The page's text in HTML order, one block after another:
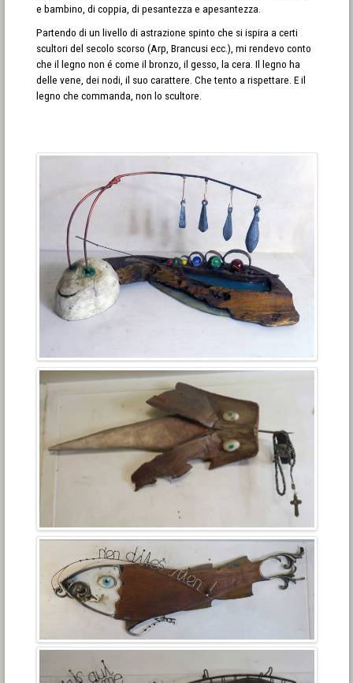
e bambino, di coppia, di pesantezza e apesantezza.
Partendo di un livello di astrazione spinto che si ispira a certi
scultori del secolo scorso (Arp, Brancusi ecc.), mi rendevo conto
che il legno non é come il bronzo, il gesso, la cera. Il legno ha
delle vene, dei nodi, il suo carattere. Che tento a rispettare. E il
legno che commanda, non lo scultore.